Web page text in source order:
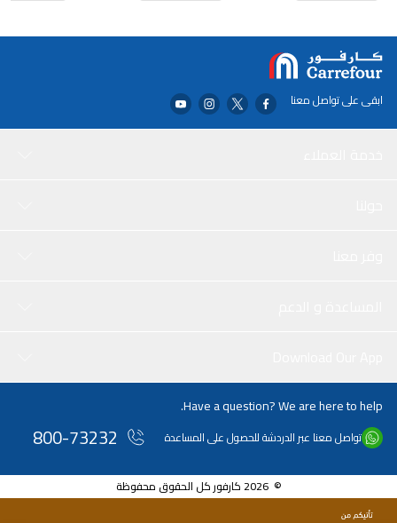
ابقى على تواصل معنا
Have a question? We are here to help.
تواصل معنا عبر الدردشة للحصول على المساعدة 800-73232
© 2026 كارفور كل الحقوق محفوظة